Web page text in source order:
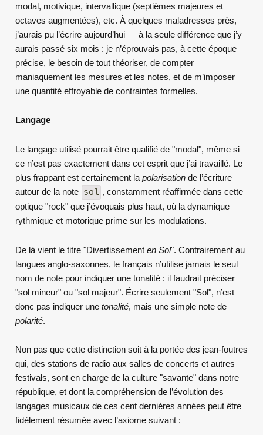
modal, motivique, intervallique (septièmes majeures et
octaves augmentées), etc. À quelques maladresses près,
j’aurais pu l’écrire aujourd’hui — à la seule différence que j’y
aurais passé six mois : je n’éprouvais pas, à cette époque
précise, le besoin de tout théoriser, de compter
maniaquement les mesures et les notes, et de m’imposer
une quantité effroyable de contraintes formelles.
Langage
Le langage utilisé pourrait être qualifié de "modal", même si
ce n’est pas exactement dans cet esprit que j’ai travaillé. Le
plus frappant est certainement la polarisationde l’écriture
autour de la note sol , constamment réaffirmée dans cette
optique "rock" que j’évoquais plus haut, où la dynamique
rythmique et motorique prime sur les modulations.
De là vient le titre "Divertissement en Sol". Contrairement au
langues anglo-saxonnes, le français n’utilise jamais le seul
nom de note pour indiquer une tonalité : il faudrait préciser
"sol mineur" ou "sol majeur". Écrire seulement "Sol", n’est
donc pas indiquer une tonalité, mais une simple note de
polarité.
Non pas que cette distinction soit à la portée des jean-foutres
qui, des stations de radio aux salles de concerts et autres
festivals, sont en charge de la culture "savante" dans notre
république, et dont la compréhension de l’évolution des
langages musicaux de ces cent dernières années peut être
fidèlement résumée avec l’axiome suivant :